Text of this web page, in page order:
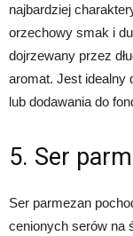
najbardziej
orzechowy smak i
dojrzewany przez
aromat. Jest idealny
lub dodawania do
5. Ser
Ser parmezan
cenionych serów na